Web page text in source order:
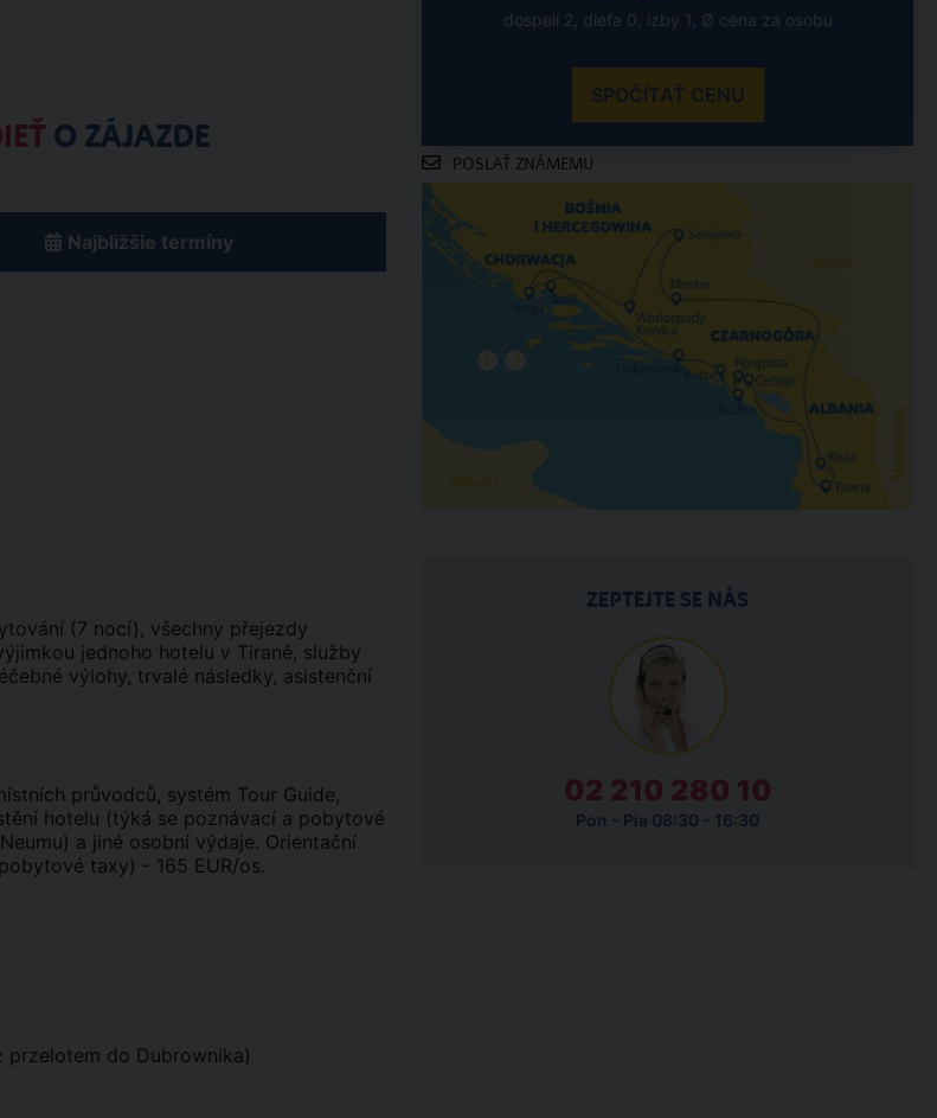
O ZÁJAZDE
Najbližšie termíny
(7 nocí), všechny přejezdy
jednoho hotelu v Tiraně, služby
výlohy, trvalé následky, asistenční
průvodců, systém Tour Guide,
hotelu (týká se poznávací a pobytové
a jiné osobní výdaje. Orientační
taxy) - 165 EUR/os.
przelotem do Dubrownika)
dospelí 2, dieťa 0, izby 1, Ø cena za osobu
SPOČÍTAŤ CENU
POSLAŤ ZNÁMEMU
ZEPTEJTE SE NÁS
02 210 280 10
Pon - Pia 08:30 - 16:30